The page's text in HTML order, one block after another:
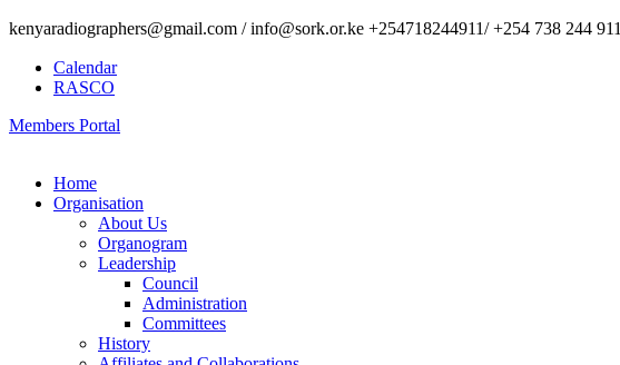
kenyaradiographers@gmail.com / info@sork.or.ke +254718244911/ +254 738 244 911
Calendar
RASCO
Members Portal
Home
Organisation
About Us
Organogram
Leadership
Council
Administration
Committees
History